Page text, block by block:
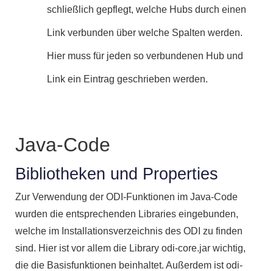
schließlich gepflegt, welche Hubs durch einen
Link verbunden über welche Spalten werden.
Hier muss für jeden so verbundenen Hub und
Link ein Eintrag geschrieben werden.
Java-Code
Bibliotheken und Properties
Zur Verwendung der ODI-Funktionen im Java-Code
wurden die entsprechenden Libraries eingebunden,
welche im Installationsverzeichnis des ODI zu finden
sind. Hier ist vor allem die Library odi-core.jar wichtig,
die die Basisfunktionen beinhaltet. Außerdem ist odi-